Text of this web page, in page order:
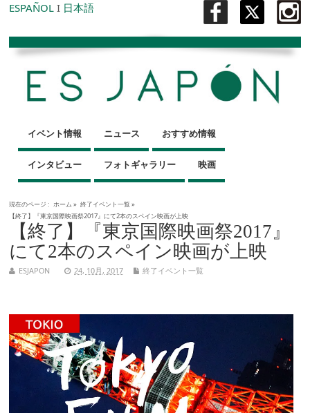
ESPAÑOL I 日本語
イベント情報 ニュース おすすめ情報
インタビュー フォトギャラリー 映画
現在のページ : ホーム » 終了イベント一覧»
【終了】『東京国際映画祭2017』にて2本のスペイン映画が上映
【終了】『東京国際映画祭2017』
にて2本のスペイン映画が上映
ESJAPON 24, 10月, 2017 終了イベント一覧